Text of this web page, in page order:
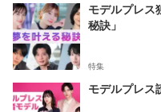
モデルプレス
秘訣」
特集
モデルプレス